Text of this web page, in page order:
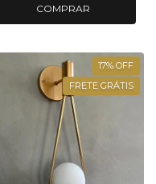
COMPRAR
17% OFF
FRETE GRÁTIS